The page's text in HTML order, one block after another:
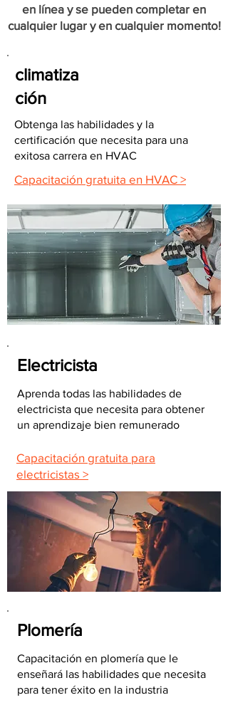
en línea y se pueden completar en
cualquier lugar y en cualquier momento!
climatiza
ción
Obtenga las habilidades y la
certificación que necesita para una
exitosa carrera en HVAC
Capacitación gratuita en HVAC >
Electricista
Aprenda todas las habilidades de
electricista que necesita para obtener
un aprendizaje bien remunerado
Capacitación gratuita para
electricistas >
Plomería
Capacitación en plomería que le
enseñará las habilidades que necesita
para tener éxito en la industria